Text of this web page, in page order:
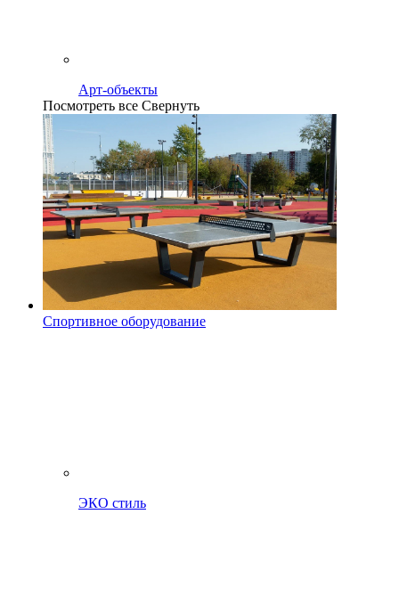
Арт-объекты
Посмотреть все Свернуть
Спортивное оборудование
ЭКО стиль